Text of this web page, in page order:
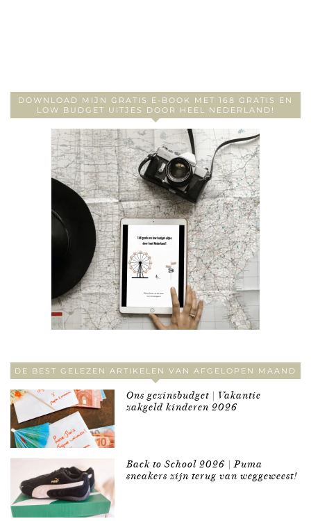
DOWNLOAD MIJN GRATIS E-BOOK MET 168 GRATIS EN
LOW BUDGET UITJES DOOR HEEL NEDERLAND!
DE BEST GELEZEN ARTIKELEN VAN AFGELOPEN MAAND
Ons gezinsbudget | Vakantie
zakgeld kinderen 2026
Back to School 2026 | Puma
sneakers zijn terug van weggeweest!